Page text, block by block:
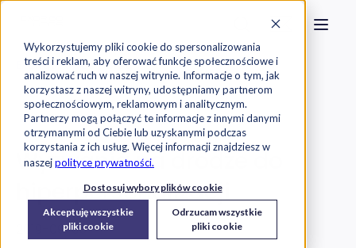
Wykorzystujemy pliki cookie do spersonalizowania
treści i reklam, aby oferować funkcje społecznościowe i
analizować ruch w naszej witrynie. Informacje o tym, jak
korzystasz z naszej witryny, udostępniamy partnerom
społecznościowym, reklamowym i analitycznym.
Partnerzy mogą połączyć te informacje z innymi danymi
otrzymanymi od Ciebie lub uzyskanymi podczas
korzystania z ich usług. Więcej informacji znajdziesz w
naszejpolityce prywatności.
Dostosuj wybory plików cookie
Akceptuję wszystkie
pliki cookie
Odrzucam wszystkie
pliki cookie
Szukaj na stronie
Skontaktuj
Exorigo-Upos Blog
Oprogramowanie
Wyzwania na drodze do
hiperpersonalizacji
2019-09-03